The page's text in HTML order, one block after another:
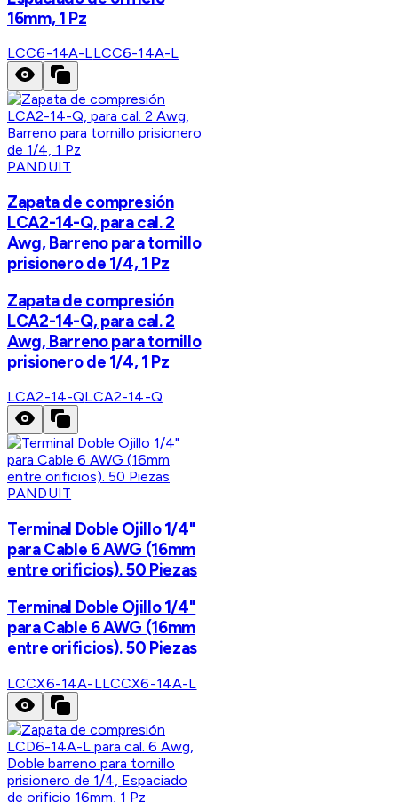
16mm, 1 Pz
LCC6-14A-LLCC6-14A-L
PANDUIT
Zapata de compresión
LCA2-14-Q, para cal. 2
Awg, Barreno para tornillo
prisionero de 1/4, 1 Pz
Zapata de compresión
LCA2-14-Q, para cal. 2
Awg, Barreno para tornillo
prisionero de 1/4, 1 Pz
LCA2-14-QLCA2-14-Q
PANDUIT
Terminal Doble Ojillo 1/4"
para Cable 6 AWG (16mm
entre orificios). 50 Piezas
Terminal Doble Ojillo 1/4"
para Cable 6 AWG (16mm
entre orificios). 50 Piezas
LCCX6-14A-LLCCX6-14A-L